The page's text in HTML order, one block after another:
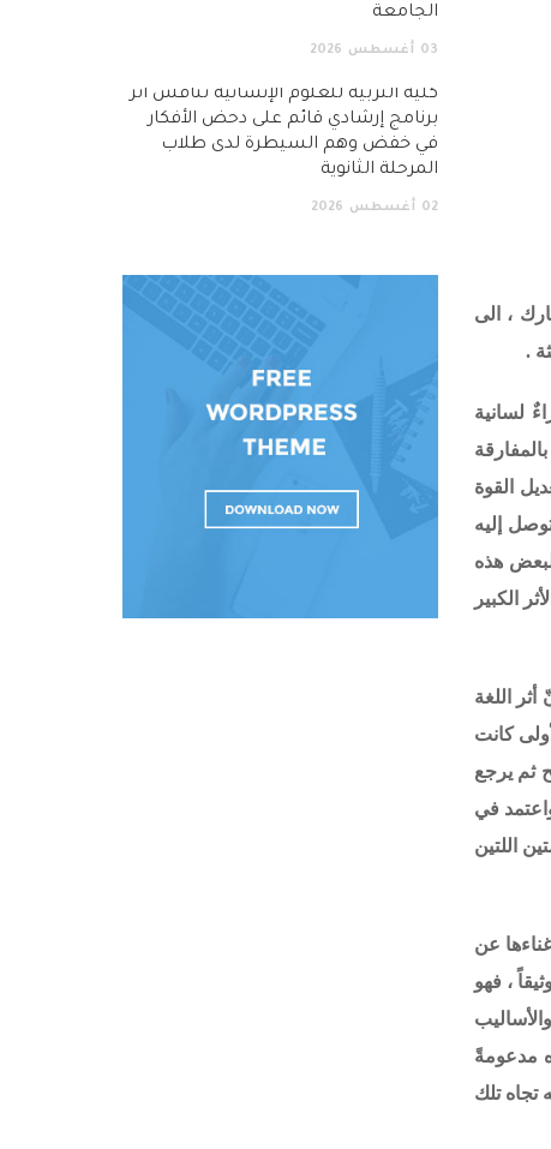
، الى
.
لسانية
القوة
إليه
لبعض هذه
الكبير
اللغة
كانت
ثم يرجع
في
اللتين
عن
، فهو
مدعومةً
تجاه تلك
الجامعة
03 أغسطس 2026
كلية التربية للعلوم الإنسانية تناقش أثر
برنامج إرشادي قائم على دحض الأفكار
في خفض وهم السيطرة لدى طلاب
المرحلة الثانوية
02 أغسطس 2026